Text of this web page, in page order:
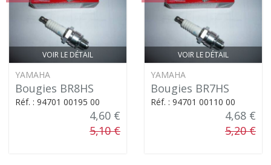
VOIR LE DÉTAIL
YAMAHA
Bougies BR8HS
Réf. : 94701 00195 00
4,60 €
5,10 €
VOIR LE DÉTAIL
YAMAHA
Bougies BR7HS
Réf. : 94701 00110 00
4,68 €
5,20 €